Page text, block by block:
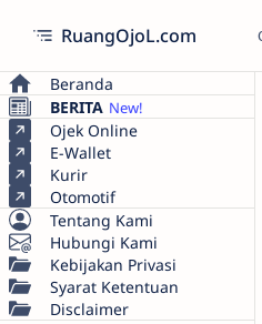
RuangOjoL.com
Beranda
BERITA
Ojek Online
E-Wallet
Kurir
Otomotif
Tentang Kami
Hubungi Kami
Kebijakan Privasi
Syarat Ketentuan
Disclaimer